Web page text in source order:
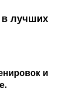
в лучших
и